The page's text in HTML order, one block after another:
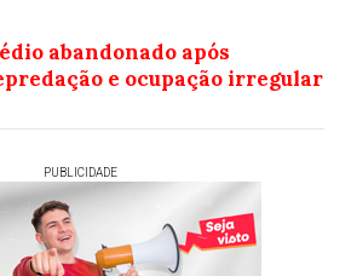
abandonado após
e ocupação irregular
PUBLICIDADE